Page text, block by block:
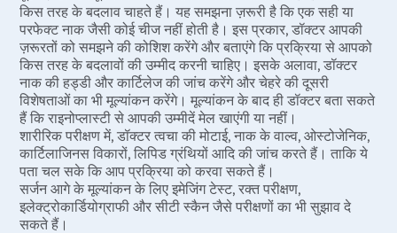
किस तरह के बदलाव चाहते हैं। यह समझना ज़रूरी है कि एक सही या
परफेक्ट नाक जैसी कोई चीज नहीं होती है। इस प्रकार, डॉक्टर आपकी
ज़रूरतों को समझने की कोशिश करेंगे और बताएंगे कि प्रक्रिया से आपको
किस तरह के बदलावों की उम्मीद करनी चाहिए। इसके अलावा, डॉक्टर
नाक की हड्डी और कार्टिलेज की जांच करेंगे और चेहरे की दूसरी
विशेषताओं का भी मूल्यांकन करेंगे। मूल्यांकन के बाद ही डॉक्टर बता सकते
हैं कि राइनोप्लास्टी से आपकी उम्मीदें मेल खाएंगी या नहीं।
शारीरिक परीक्षण में, डॉक्टर त्वचा की मोटाई, नाक के वाल्व, ओस्टोजेनिक,
कार्टिलाजिनस विकारों, लिपिड ग्रंथियों आदि की जांच करते हैं। ताकि ये
पता चल सके कि आप प्रक्रिया को करवा सकते हैं।
सर्जन आगे के मूल्यांकन के लिए इमेजिंग टेस्ट, रक्त परीक्षण,
इलेक्ट्रोकार्डियोग्राफी और सीटी स्कैन जैसे परीक्षणों का भी सुझाव दे
सकते हैं।